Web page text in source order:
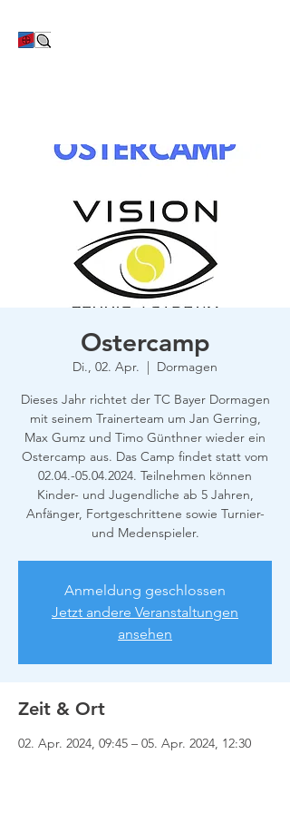
Ostercamp
Di., 02. Apr.
  |
Dormagen
Dieses Jahr richtet der TC Bayer Dormagen
mit seinem Trainerteam um Jan Gerring,
Max Gumz und Timo Günthner wieder ein
Ostercamp aus. Das Camp findet statt vom
02.04.-05.04.2024. Teilnehmen können
Kinder- und Jugendliche ab 5 Jahren,
Anfänger, Fortgeschrittene sowie Turnier-
und Medenspieler.
Anmeldung geschlossen
Jetzt andere Veranstaltungen
ansehen
Zeit & Ort
02. Apr. 2024, 09:45 – 05. Apr. 2024, 12:30